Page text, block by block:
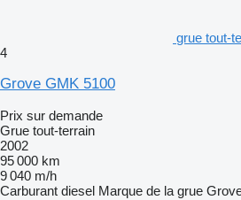
grue tout-
4
Grove GMK 5100
Prix sur demande
Grue tout-terrain
2002
95 000 km
9 040 m/h
Carburant diesel Marque de la grue